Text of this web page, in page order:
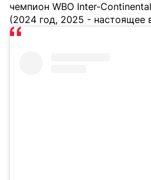
чемпион WBO Inter-
(2024 год, 2025 - настоящее